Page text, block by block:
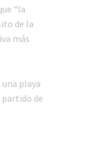
“la
de la
más
playa
partido de